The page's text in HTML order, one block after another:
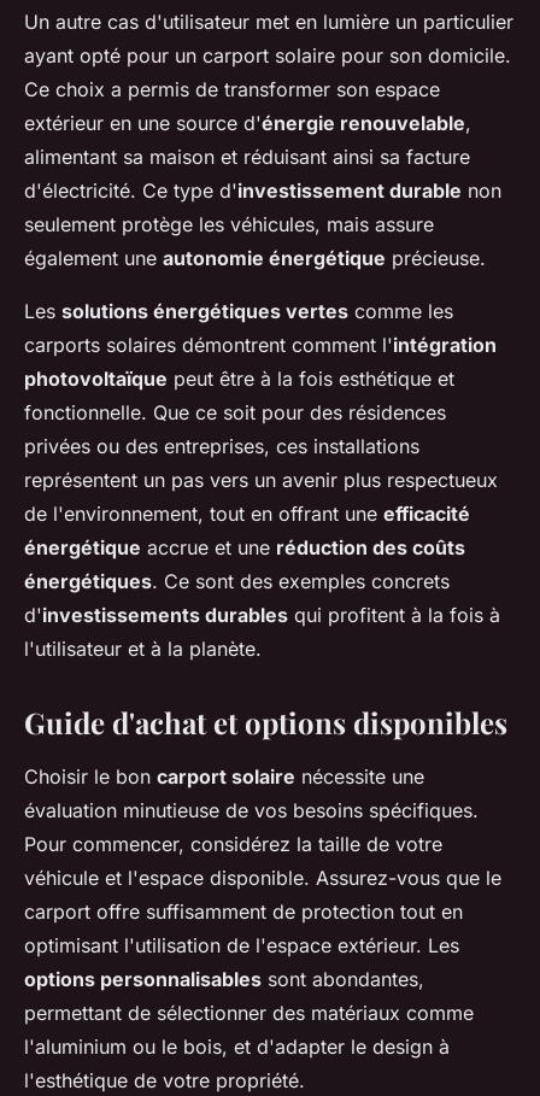
Un autre cas d'utilisateur met en lumière un particulier
ayant opté pour un carport solaire pour son domicile.
Ce choix a permis de transformer son espace
extérieur en une source d'énergie renouvelable,
alimentant sa maison et réduisant ainsi sa facture
d'électricité. Ce type d'investissement durable non
seulement protège les véhicules, mais assure
également une autonomie énergétique précieuse.
Les solutions énergétiques vertes comme les
carports solaires démontrent comment l'intégration
photovoltaïque peut être à la fois esthétique et
fonctionnelle. Que ce soit pour des résidences
privées ou des entreprises, ces installations
représentent un pas vers un avenir plus respectueux
de l'environnement, tout en offrant une efficacité
énergétique accrue et une réduction des coûts
énergétiques. Ce sont des exemples concrets
d'investissements durables qui profitent à la fois à
l'utilisateur et à la planète.
Guide d'achat et options disponibles
Choisir le bon carport solaire nécessite une
évaluation minutieuse de vos besoins spécifiques.
Pour commencer, considérez la taille de votre
véhicule et l'espace disponible. Assurez-vous que le
carport offre suffisamment de protection tout en
optimisant l'utilisation de l'espace extérieur. Les
options personnalisables sont abondantes,
permettant de sélectionner des matériaux comme
l'aluminium ou le bois, et d'adapter le design à
l'esthétique de votre propriété.